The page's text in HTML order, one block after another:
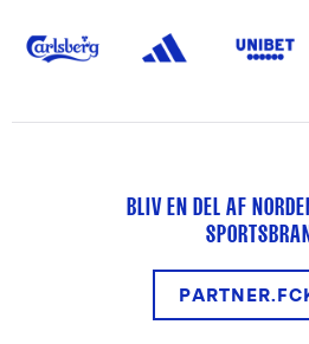
BLIV EN DEL AF